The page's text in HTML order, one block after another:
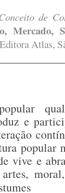
de
Mercado,
Atlas,
e
popular
vive e